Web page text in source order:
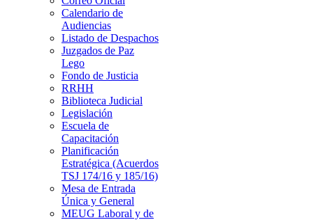
Calendario de
Audiencias
Listado de Despachos
Juzgados de Paz
Lego
Fondo de Justicia
RRHH
Biblioteca Judicial
Legislación
Escuela de
Capacitación
Planificación
Estratégica (Acuerdos
TSJ 174/16 y 185/16)
Mesa de Entrada
Única y General
MEUG Laboral y de